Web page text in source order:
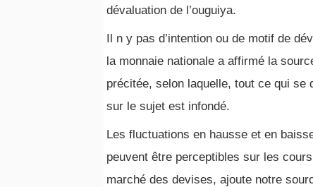
dévaluation de l’ouguiya.
Il n y pas d’intention ou de motif de
la monnaie nationale a affirmé la
précitée, selon laquelle, tout ce qui se
sur le sujet est infondé.
Les fluctuations en hausse et en
peuvent être perceptibles sur les
marché des devises, ajoute notre